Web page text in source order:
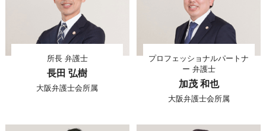
所長 弁護士
長田 弘樹
大阪弁護士会所属
プロフェッショナルパートナ
ー 弁護士
加茂 和也
大阪弁護士会所属